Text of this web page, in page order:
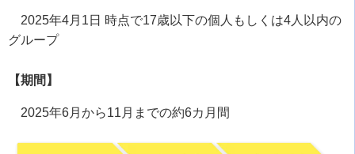
2025年4月1日 時点で17歳以下の個人もしくは4人以内の
グループ
【期間】
2025年6月から11月までの約6カ月間